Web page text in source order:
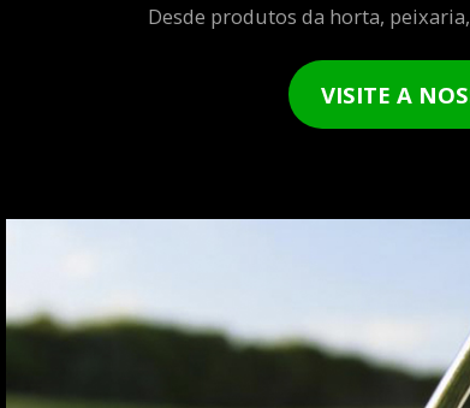
Desde produtos da horta,
VISITE A